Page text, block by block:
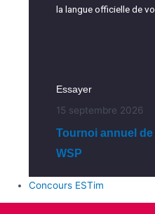
la langue officielle de
Essayer
15 septembre 2026
Tournoi annuel
WSP
Concours ESTim